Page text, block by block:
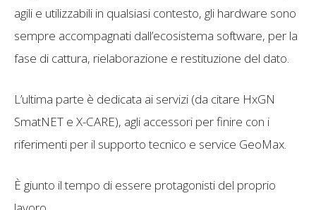
agili e utilizzabili in qualsiasi contesto, gli hardware sono
sempre accompagnati dall’ecosistema software, per la
fase di cattura, rielaborazione e restituzione del dato.
L’ultima parte è dedicata ai servizi (da citare HxGN
SmatNET e X-CARE), agli accessori per finire con i
riferimenti per il supporto tecnico e service GeoMax.
È giunto il tempo di essere protagonisti del proprio